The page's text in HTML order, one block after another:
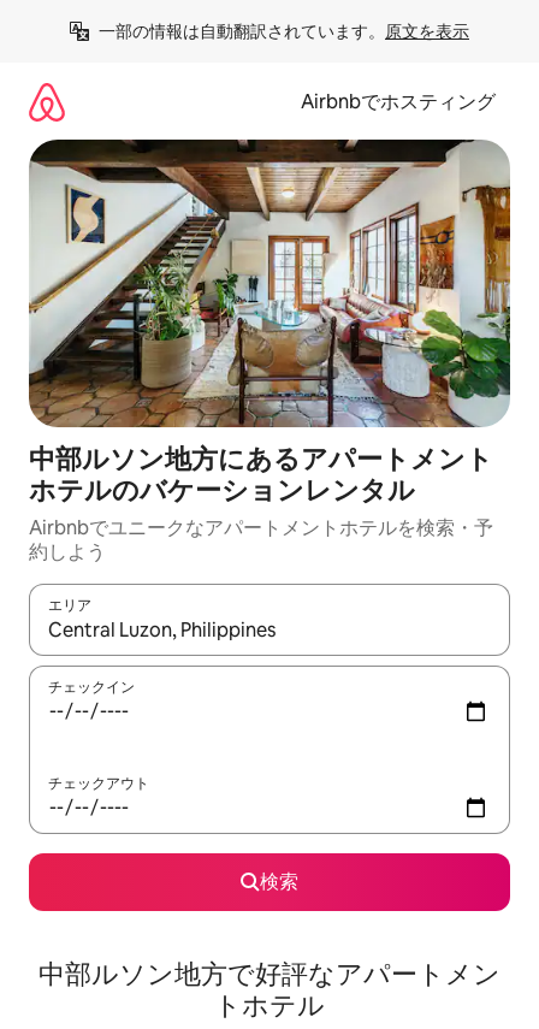
一部の情報は自動翻訳されています。 原文を表示
Airbnbでホスティング
中部ルソン地方にあるアパートメント
ホテルのバケーションレンタル
Airbnbでユニークなアパートメントホテルを検索・予
約しよう
エリア
検索結果が表示されたら、上下の矢印キーを使って移動するか
チェックイン
チェックアウト
検索
中部ルソン地方で好評なアパートメン
トホテル